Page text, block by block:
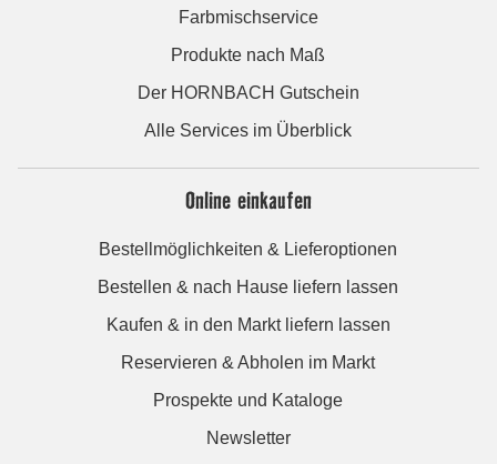
Farbmischservice
Produkte nach Maß
Der HORNBACH Gutschein
Alle Services im Überblick
Online einkaufen
Bestellmöglichkeiten & Lieferoptionen
Bestellen & nach Hause liefern lassen
Kaufen & in den Markt liefern lassen
Reservieren & Abholen im Markt
Prospekte und Kataloge
Newsletter